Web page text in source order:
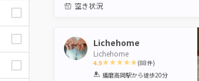
空き状況
Lichehome
Lichehome
4.9
1 2 3 4 5
(88件)
播磨高岡駅から徒歩20分